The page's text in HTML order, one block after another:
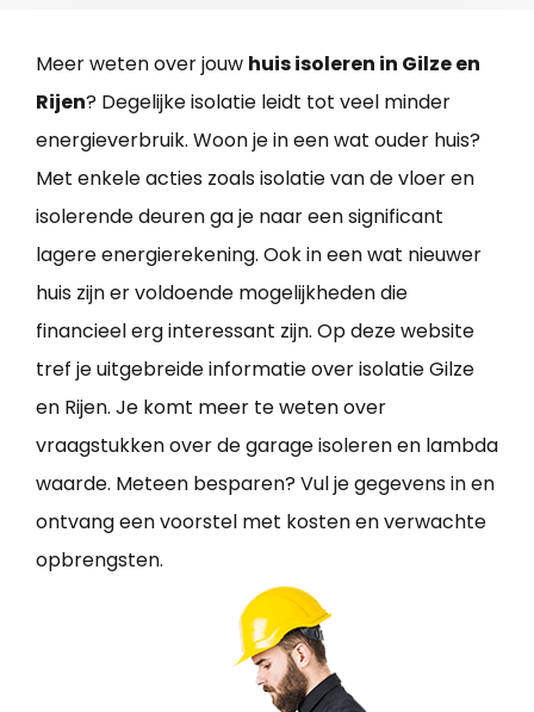
Meer weten over jouw huis isoleren in Gilze en
Rijen? Degelijke isolatie leidt tot veel minder
energieverbruik. Woon je in een wat ouder huis?
Met enkele acties zoals isolatie van de vloer en
isolerende deuren ga je naar een significant
lagere energierekening. Ook in een wat nieuwer
huis zijn er voldoende mogelijkheden die
financieel erg interessant zijn. Op deze website
tref je uitgebreide informatie over isolatie Gilze
en Rijen. Je komt meer te weten over
vraagstukken over de garage isoleren en lambda
waarde. Meteen besparen? Vul je gegevens in en
ontvang een voorstel met kosten en verwachte
opbrengsten.